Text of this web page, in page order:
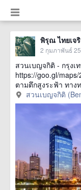
พิรุณ ไทยเจ
2 กุมภาพันธ์
สวนเบญจกิติ - กรุงเ
https://goo.gl/
ตามตึกสูงระฟ้า ทาง
สวนเบญจกิติ